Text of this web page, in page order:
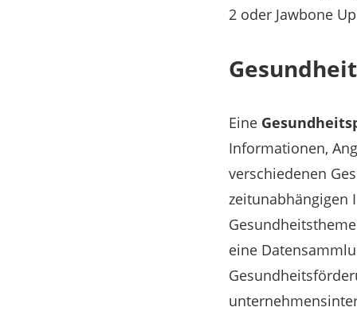
2 oder Jawbone
Eine
Informationen,
verschiedenen
zeitunabhängigen
eine